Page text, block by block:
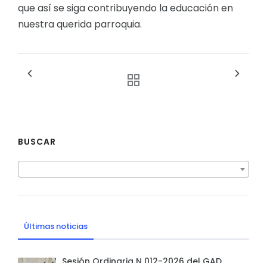
que así se siga contribuyendo la educación en
nuestra querida parroquia.
BUSCAR
Últimas noticias